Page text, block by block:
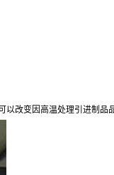
改变因高温处理引进制品